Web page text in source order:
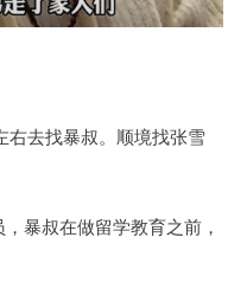
右去找暴叔。顺境找张雪
暴叔在做留学教育之前，